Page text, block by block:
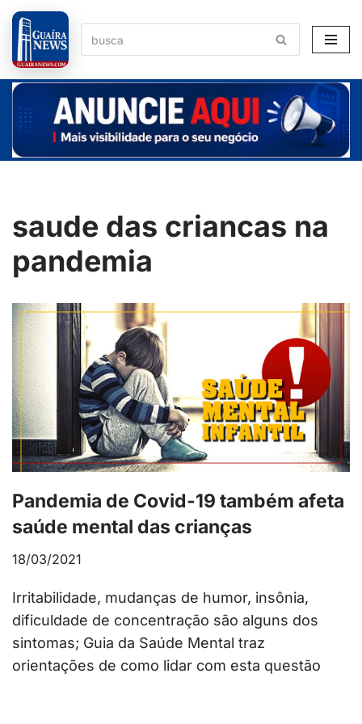
Pular
para
o
conteúdo
saude das criancas na
pandemia
Pandemia de Covid-19 também afeta
saúde mental das crianças
18/03/2021
Irritabilidade, mudanças de humor, insônia,
dificuldade de concentração são alguns dos
sintomas; Guia da Saúde Mental traz
orientações de como lidar com esta questão